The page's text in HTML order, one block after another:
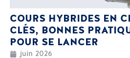
COURS HYBRIDES EN
CLÉS, BONNES
POUR SE LANCER
juin 2026